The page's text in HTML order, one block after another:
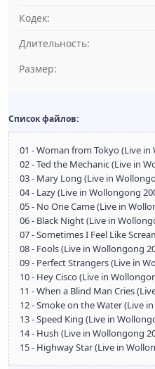
Кодек:
Длительность:
Размер:
Список файлов:
01 - Woman from Tokyo (Live
02 - Ted the Mechanic (Live in
03 - Mary Long (Live in
04 - Lazy (Live in Wollongong
05 - No One Came (Live in
06 - Black Night (Live in
07 - Sometimes I Feel Like
08 - Fools (Live in Wollongong
09 - Perfect Strangers (Live in
10 - Hey Cisco (Live in
11 - When a Blind Man Cries
12 - Smoke on the Water (Live
13 - Speed King (Live in
14 - Hush (Live in Wollongong
15 - Highway Star (Live in